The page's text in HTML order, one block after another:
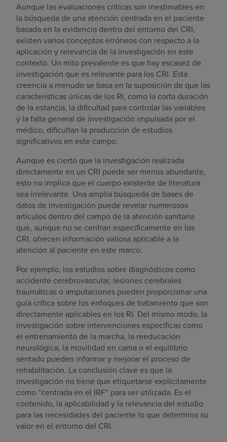
Aunque las evaluaciones críticas son inestimables en
la búsqueda de una atención centrada en el paciente
basada en la evidencia dentro del entorno del CRI,
existen varios conceptos erróneos con respecto a la
aplicación y relevancia de la investigación en este
contexto. Un mito prevalente es que hay escasez de
investigación que es relevante para los CRI. Esta
creencia a menudo se basa en la suposición de que las
características únicas de los RI, como la corta duración
de la estancia, la dificultad para controlar las variables
y la falta general de investigación impulsada por el
médico, dificultan la producción de estudios
significativos en este campo.
Aunque es cierto que la investigación realizada
directamente en un CRI puede ser menos abundante,
esto no implica que el cuerpo existente de literatura
sea irrelevante. Una amplia búsqueda de bases de
datos de investigación puede revelar numerosos
artículos dentro del campo de la atención sanitaria
que, aunque no se centran específicamente en los
CRI, ofrecen información valiosa aplicable a la
atención al paciente en este marco.
Por ejemplo, los estudios sobre diagnósticos como
accidente cerebrovascular, lesiones cerebrales
traumáticas o amputaciones pueden proporcionar una
guía crítica sobre los enfoques de tratamiento que son
directamente aplicables en los RI. Del mismo modo, la
investigación sobre intervenciones específicas como
el entrenamiento de la marcha, la reeducación
neurológica, la movilidad en cama o el equilibrio
sentado pueden informar y mejorar el proceso de
rehabilitación. La conclusión clave es que la
investigación no tiene que etiquetarse explícitamente
como “centrada en el IRF” para ser utilizada. Es el
contenido, la aplicabilidad y la relevancia del estudio
para las necesidades del paciente lo que determina su
valor en el entorno del CRI.